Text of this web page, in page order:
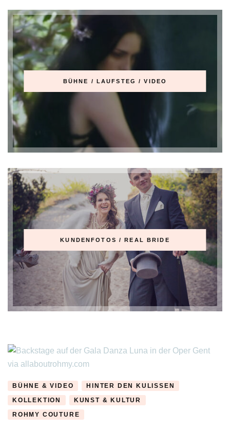
BÜHNE / LAUFSTEG / VIDEO
KUNDENFOTOS / REAL BRIDE
BÜHNE & VIDEO HINTER DEN KULISSEN
KOLLEKTION KUNST & KULTUR
ROHMY COUTURE